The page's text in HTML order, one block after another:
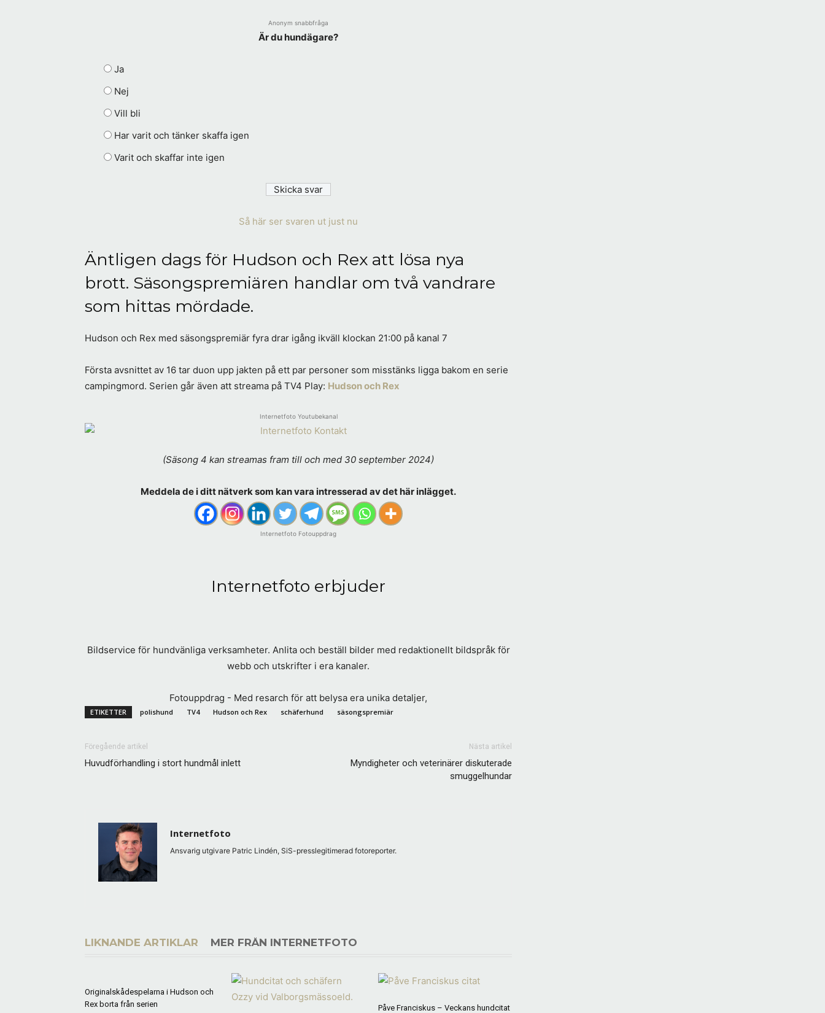
Anonym snabbfråga
Är du hundägare?
Ja
Nej
Vill bli
Har varit och tänker skaffa igen
Varit och skaffar inte igen
Så här ser svaren ut just nu
Äntligen dags för Hudson och Rex att lösa nya
brott. Säsongspremiären handlar om två vandrare
som hittas mördade.
Hudson och Rex med säsongspremiär fyra drar igång ikväll klockan 21:00 på kanal 7
Första avsnittet av 16 tar duon upp jakten på ett par personer som misstänks ligga bakom en serie
campingmord. Serien går även att streama på TV4 Play: Hudson och Rex
Internetfoto Youtubekanal
(Säsong 4 kan streamas fram till och med 30 september 2024)
Meddela de i ditt nätverk som kan vara intresserad av det här inlägget.
Internetfoto Fotouppdrag
Internetfoto erbjuder
Bildservice för hundvänliga verksamheter. Anlita och beställ bilder med redaktionellt bildspråk för
webb och utskrifter i era kanaler.
Fotouppdrag - Med resarch för att belysa era unika detaljer,
ETIKETTER polishund TV4 Hudson och Rex schäferhund säsongspremiär
Föregående artikel
Huvudförhandling i stort hundmål inlett
Nästa artikel
Myndigheter och veterinärer diskuterade
smuggelhundar
Internetfoto
Ansvarig utgivare Patric Lindén, SiS-presslegitimerad fotoreporter.
LIKNANDE ARTIKLAR MER FRÅN INTERNETFOTO
Originalskådespelarna i Hudson och
Rex borta från serien
Påve Franciskus – Veckans hundcitat